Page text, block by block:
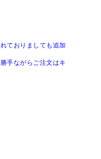
ておりましても追加
手ながらご注文はキ